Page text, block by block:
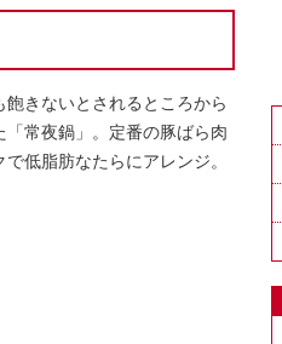
飽きないとされるところから
「常夜鍋」。定番の豚ばら肉
低脂肪なたらにアレンジ。